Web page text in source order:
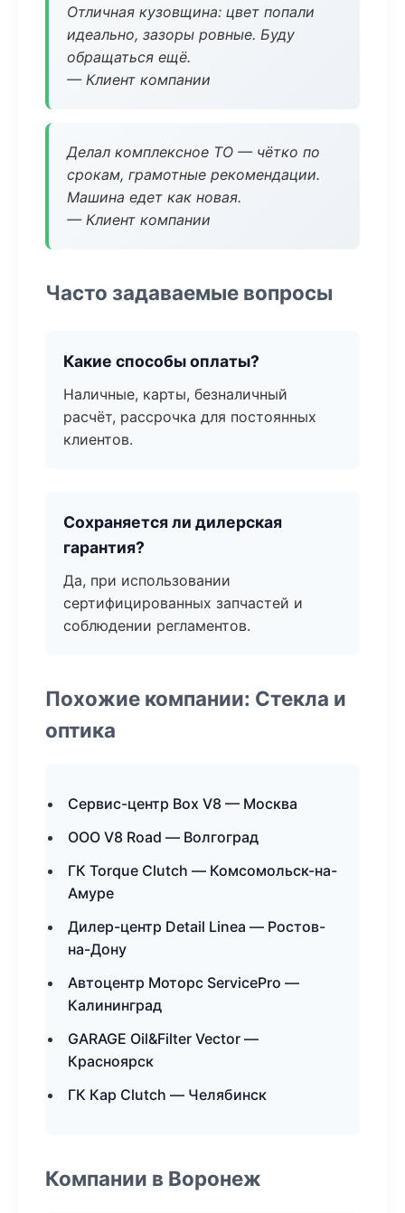
Отличная кузовщина: цвет попали
идеально, зазоры ровные. Буду
обращаться ещё.
— Клиент компании
Делал комплексное ТО — чётко по
срокам, грамотные рекомендации.
Машина едет как новая.
— Клиент компании
Часто задаваемые вопросы
Какие способы оплаты?
Наличные, карты, безналичный
расчёт, рассрочка для постоянных
клиентов.
Сохраняется ли дилерская
гарантия?
Да, при использовании
сертифицированных запчастей и
соблюдении регламентов.
Похожие компании: Стекла и
оптика
Сервис-центр Box V8 — Москва
ООО V8 Road — Волгоград
ГК Torque Clutch — Комсомольск-на-
Амуре
Дилер-центр Detail Linea — Ростов-
на-Дону
Автоцентр Моторс ServicePro —
Калининград
GARAGE Oil&Filter Vector —
Красноярск
ГК Кар Clutch — Челябинск
Компании в Воронеж